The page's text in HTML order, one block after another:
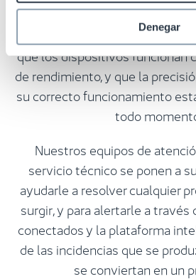
Denegar
Prevention están
mantenimiento remoto
que los dispositivos funcionan
de rendimiento, y que la
su correcto funcionamiento
todo
Nuestros equipos de
servicio técnico se ponen a
ayudarle a resolver cualquier
surgir, y para alertarle a
conectados y la plataforma
de las incidencias que se
se conviertan en un